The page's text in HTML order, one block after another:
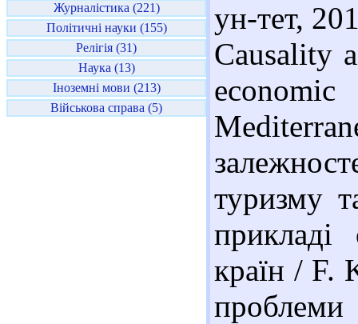
Журналістика (221)
Політичні науки (155)
Релігія (31)
Наука (13)
Іноземні мови (213)
Військова справа (5)
ун-тет,
Causality
туризму
прикладі
країн / F.